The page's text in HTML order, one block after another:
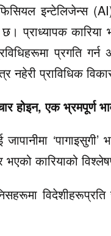
इन्टेलिजेन्स
प्राध्यापक
प्रगति
नहेरी प्राविधिक
होइन, एक भ्रमपूर्ण
भएको कारियाको